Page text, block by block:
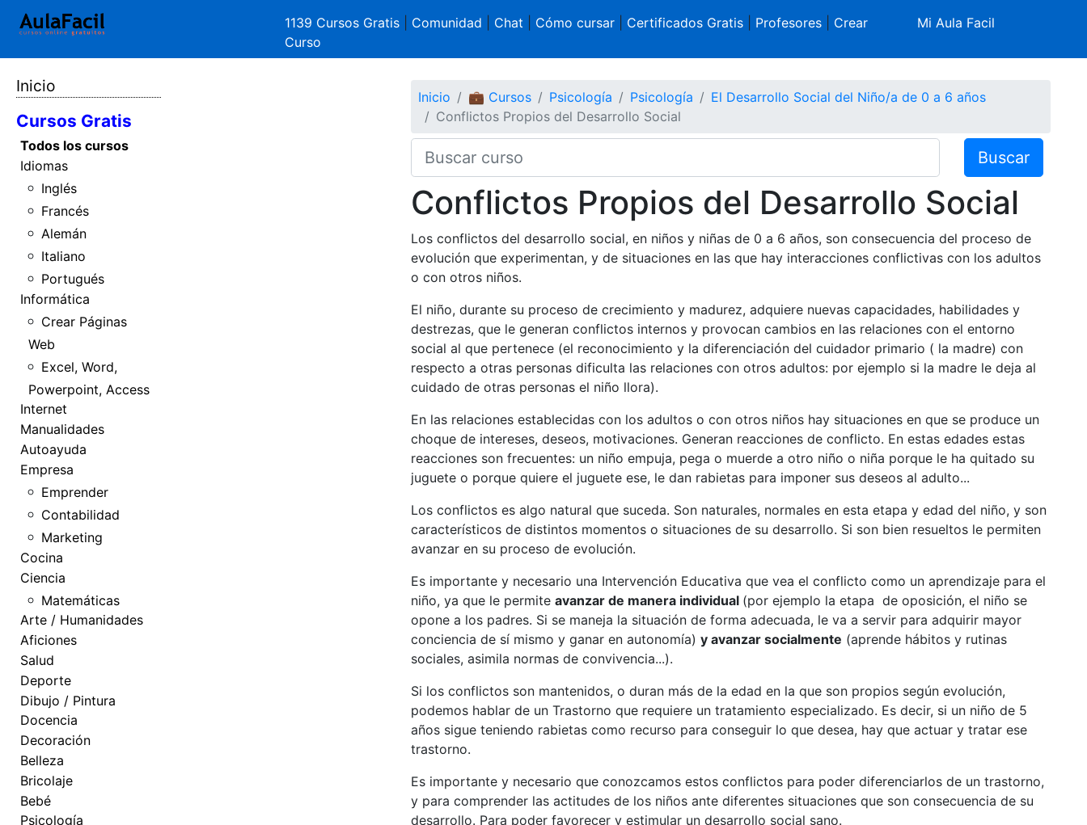
1139 Cursos Gratis Comunidad Chat Cómo cursar| Certificados Gratis| Profesores| Crear
Curso
Mi Aula Facil
Inicio
Cursos Gratis
Todos los cursos
Idiomas
Inglés
Francés
Alemán
Italiano
Portugués
Informática
Crear Páginas
Web
Excel, Word,
Powerpoint, Access
Internet
Manualidades
Autoayuda
Empresa
Emprender
Contabilidad
Marketing
Cocina
Ciencia
Matemáticas
Arte / Humanidades
Aficiones
Salud
Deporte
Dibujo / Pintura
Docencia
Decoración
Belleza
Bricolaje
Bebé
Psicología
Inicio 💼 Cursos Psicología Psicología
El Desarrollo Social del Niño/a de 0 a 6 años
Conflictos Propios del Desarrollo Social
Buscar
Conflictos Propios del Desarrollo Social
Los conflictos del desarrollo social, en niños y niñas de 0 a 6 años, son consecuencia del proceso de
evolución que experimentan, y de situaciones en las que hay interacciones conflictivas con los adultos
o con otros niños.
El niño, durante su proceso de crecimiento y madurez, adquiere nuevas capacidades, habilidades y
destrezas, que le generan conflictos internos y provocan cambios en las relaciones con el entorno
social al que pertenece (el reconocimiento y la diferenciación del cuidador primario ( la madre) con
respecto a otras personas dificulta las relaciones con otros adultos: por ejemplo si la madre le deja al
cuidado de otras personas el niño llora).
En las relaciones establecidas con los adultos o con otros niños hay situaciones en que se produce un
choque de intereses, deseos, motivaciones. Generan reacciones de conflicto. En estas edades estas
reacciones son frecuentes: un niño empuja, pega o muerde a otro niño o niña porque le ha quitado su
juguete o porque quiere el juguete ese, le dan rabietas para imponer sus deseos al adulto...
Los conflictos es algo natural que suceda. Son naturales, normales en esta etapa y edad del niño, y son
característicos de distintos momentos o situaciones de su desarrollo. Si son bien resueltos le permiten
avanzar en su proceso de evolución.
Es importante y necesario una Intervención Educativa que vea el conflicto como un aprendizaje para el
niño, ya que le permite avanzar de manera individual (por ejemplo la etapa de oposición, el niño se
opone a los padres. Si se maneja la situación de forma adecuada, le va a servir para adquirir mayor
conciencia de sí mismo y ganar en autonomía) y avanzar socialmente (aprende hábitos y rutinas
sociales, asimila normas de convivencia...).
Si los conflictos son mantenidos, o duran más de la edad en la que son propios según evolución,
podemos hablar de un Trastorno que requiere un tratamiento especializado. Es decir, si un niño de 5
años sigue teniendo rabietas como recurso para conseguir lo que desea, hay que actuar y tratar ese
trastorno.
Es importante y necesario que conozcamos estos conflictos para poder diferenciarlos de un trastorno,
y para comprender las actitudes de los niños ante diferentes situaciones que son consecuencia de su
desarrollo. Para poder favorecer y estimular un desarrollo social sano.